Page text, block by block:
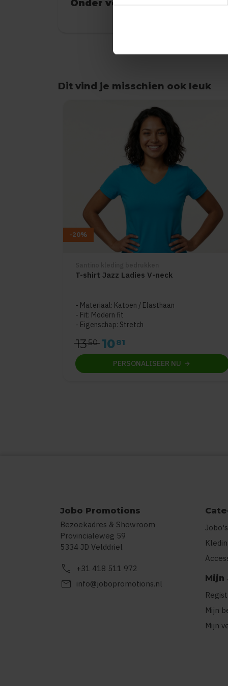
Onder voorbehoud van
Dit vind je misschien ook leuk
-20%
T-shirt Jazz Ladies V-neck
Materiaal: Katoen / Elasthaan
Fit: Modern fit
Eigenschap: Stretch
1350 1081
PERSONALISEER NU
Jobo Promotions
Bezoekadres & Showroom
Provincialeweg 59
5334 JD Velddriel
call +31 418 511 972
mail info@jobopromotions.nl
Mijn
Mijn
Mijn